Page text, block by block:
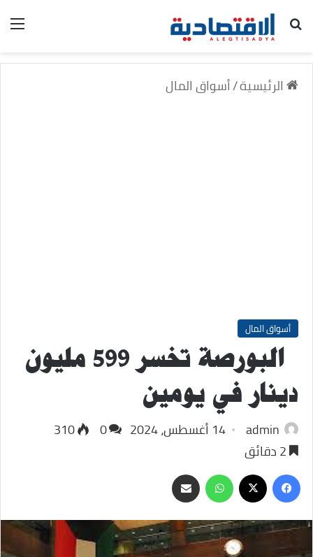
بحث عن
الرئيسية/أسواق المال
أسواق المال
البورصة تخسر 599 مليون
دينار في يومين
admin 14 أغسطس، 2024 0
310
فيسبوك
‫X واتسابمشاركة
عبر
البريد